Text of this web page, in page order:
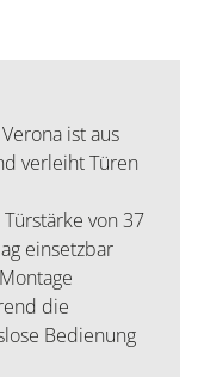
ist aus
verleiht Türen
von 37
einsetzbar
die
Bedienung